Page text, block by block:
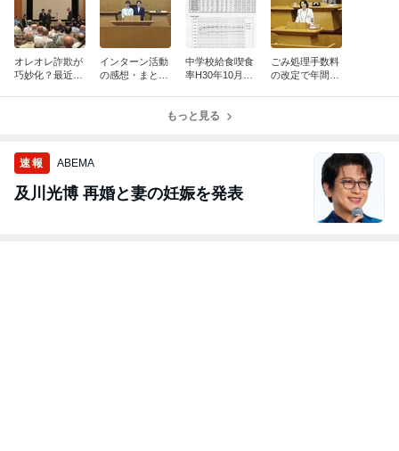
オレオレ詐欺が
巧妙化？最近多
インターン活動
の感想・まとめ
中学校給食喫食
率H30年10月の
ごみ処理手数料
の改定で年間2
もっと見る
速報 ABEMA
及川光博 再婚と妻の妊娠を発表